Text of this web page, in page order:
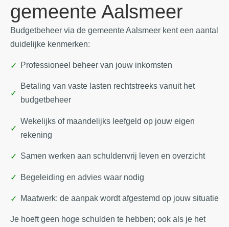
gemeente Aalsmeer
Budgetbeheer via de gemeente Aalsmeer kent een aantal
duidelijke kenmerken:
Professioneel beheer van jouw inkomsten
Betaling van vaste lasten rechtstreeks vanuit het
budgetbeheer
Wekelijks of maandelijks leefgeld op jouw eigen
rekening
Samen werken aan schuldenvrij leven en overzicht
Begeleiding en advies waar nodig
Maatwerk: de aanpak wordt afgestemd op jouw situatie
Je hoeft geen hoge schulden te hebben; ook als je het